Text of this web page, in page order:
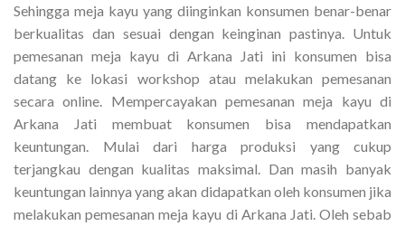
Sehingga meja kayu yang diinginkan konsumen benar-benar
berkualitas dan sesuai dengan keinginan pastinya. Untuk
pemesanan meja kayu di Arkana Jati ini konsumen bisa
datang ke lokasi workshop atau melakukan pemesanan
secara online. Mempercayakan pemesanan meja kayu di
Arkana Jati membuat konsumen bisa mendapatkan
keuntungan. Mulai dari harga produksi yang cukup
terjangkau dengan kualitas maksimal. Dan masih banyak
keuntungan lainnya yang akan didapatkan oleh konsumen jika
melakukan pemesanan meja kayu di Arkana Jati. Oleh sebab